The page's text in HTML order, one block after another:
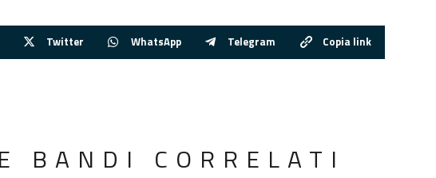
Twitter WhatsApp Telegram Copia link
BANDI CORRELATI